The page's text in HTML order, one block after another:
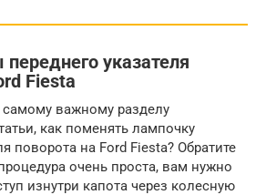
указателя
Fiesta
важному разделу
как поменять лампочку
поворота на Ford Fiesta? Обратите
очень проста, вам нужно
изнутри капота через колесную